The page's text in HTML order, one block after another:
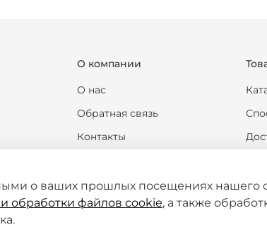
О компании
О нас
Обратная связь
Контакты
Новости
Статьи
о ваших прошлых посещениях нашего
обработки файлов cookie, а также